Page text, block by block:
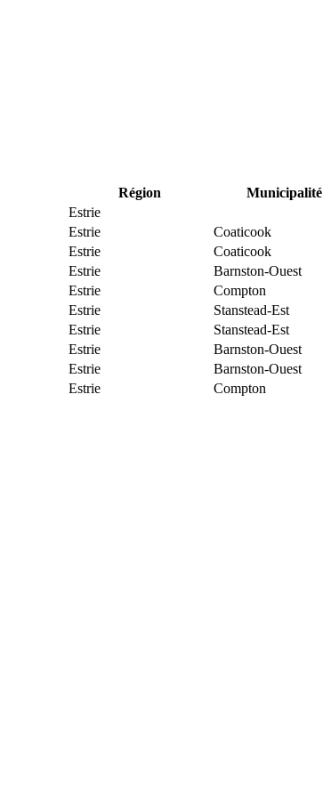
Région Municipalité
Estrie
Estrie
Coaticook
Estrie
Coaticook
Estrie
Barnston-Ouest
Estrie
Compton
Estrie
Stanstead-Est
Estrie
Stanstead-Est
Estrie
Barnston-Ouest
Estrie
Barnston-Ouest
Estrie Compton